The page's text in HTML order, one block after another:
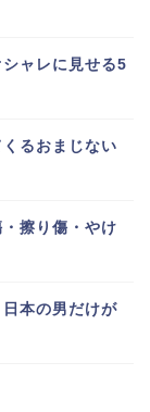
ャレに見せる5
るおまじない
擦り傷・やけ
本の男だけが